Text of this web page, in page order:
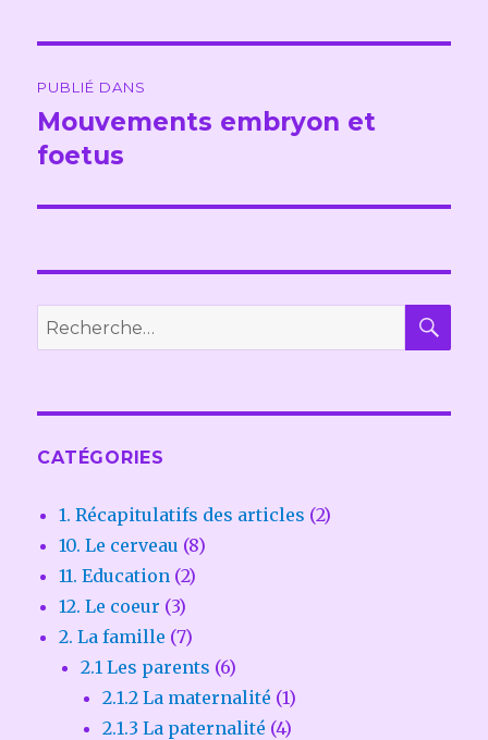
de
l’article
PUBLIÉ DANS
Mouvements embryon et
foetus
Recherche
pour :
CATÉGORIES
1. Récapitulatifs des articles (2)
10. Le cerveau (8)
11. Education (2)
12. Le coeur (3)
2. La famille (7)
2.1 Les parents (6)
2.1.2 La maternalité (1)
2.1.3 La paternalité (4)